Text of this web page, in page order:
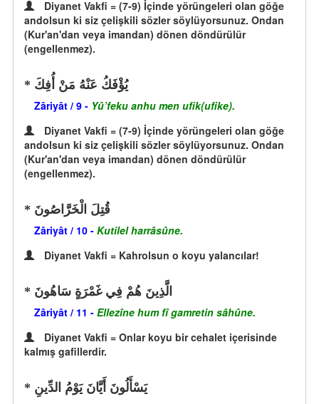
Diyanet Vakfi = (7-9) İçinde yörüngeleri olan göğe
andolsun ki siz çelişkili sözler söylüyorsunuz. Ondan
(Kur'an'dan veya imandan) dönen döndürülür
(engellenmez).
يُؤْفَكُ عَنْهُ مَنْ أُفِكَ
Zâriyât / 9 - Yû’feku anhu men ufik(ufike).
Diyanet Vakfi = (7-9) İçinde yörüngeleri olan göğe
andolsun ki siz çelişkili sözler söylüyorsunuz. Ondan
(Kur'an'dan veya imandan) dönen döndürülür
(engellenmez).
قُتِلَ الْخَرَّاصُونَ
Zâriyât / 10 - Kutilel harrâsûne.
Diyanet Vakfi = Kahrolsun o koyu yalancılar!
الَّذِينَ هُمْ فِي غَمْرَةٍ سَاهُونَ
Zâriyât / 11 - Ellezîne hum fî gamretin sâhûne.
Diyanet Vakfi = Onlar koyu bir cehalet içerisinde
kalmış gafillerdir.
يَسْأَلُونَ أَيَّانَ يَوْمُ الدِّينِ